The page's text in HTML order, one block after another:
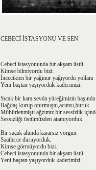
CEBECİ İSTASYONU VE SEN
Cebeci istasyonunda bir akşam üstü
Kimse bilmiyordu bizi.
İncecikten bir yağmur yağıyordu yollara
Yeni baştan yaşıyorduk kaderimizi.
Sıcak bir kara sevda yüreğimizin başında
Bağdaş kurup oturmuştu,acımsı,buruk
Mühürlenmişti ağzımız bir sessizlik
Sessizliği üstümüzden atamıyorduk.
Bir saçak altında kararsız yorgun
Saatlerce duruyorduk.
Kimse görmüyordu bizi.
Cebeci istasyonunda bir akşam üstü
Yeni baştan yaşıyorduk kaderimizi.